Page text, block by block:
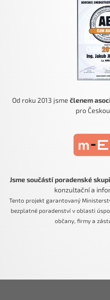
Od roku 2013 jsme členem
pro
Jsme součástí poradenské
konzultační a
Tento projekt garantovaný
bezplatné poradenství v oblasti
občany, firmy a